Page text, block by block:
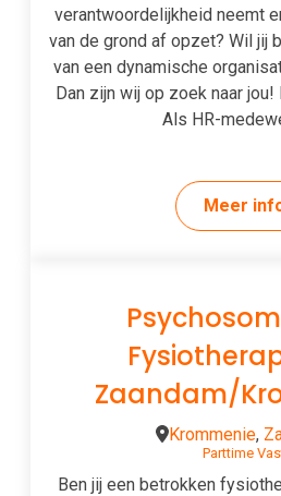
verantwoordelijkheid neemt
van de grond af opzet? Wil jij
van een dynamische
Dan zijn wij op zoek naar
Als HR-
Meer
Zaandam/
Krommenie,
Parttime
Ben jij een betrokken